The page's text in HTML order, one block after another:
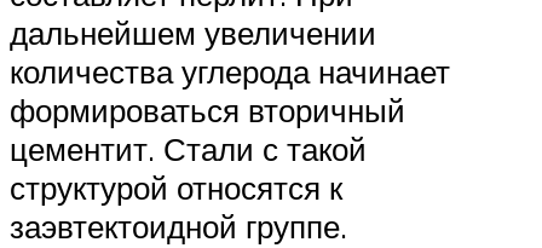
дальнейшем увеличении
количества углерода начинает
формироваться вторичный
цементит. Стали с такой
структурой относятся к
заэвтектоидной группе.